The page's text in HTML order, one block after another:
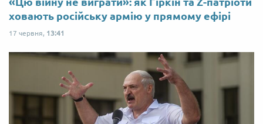
ховають російську армію у прямому ефірі
17 червня, 13:41